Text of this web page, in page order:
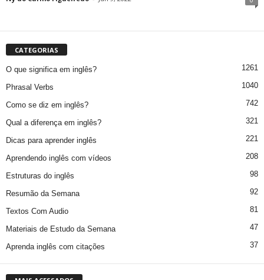
CATEGORIAS
O que significa em inglês? 1261
Phrasal Verbs 1040
Como se diz em inglês? 742
Qual a diferença em inglês? 321
Dicas para aprender inglês 221
Aprendendo inglês com vídeos 208
Estruturas do inglês 98
Resumão da Semana 92
Textos Com Audio 81
Materiais de Estudo da Semana 47
Aprenda inglês com citações 37